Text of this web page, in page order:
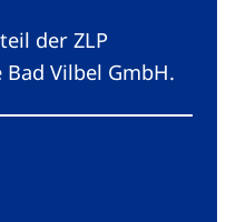
der ZLP
Vilbel GmbH.